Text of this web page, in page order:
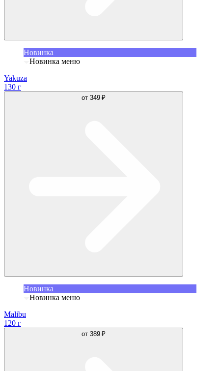
Новинка
Новинка меню
Yakuza
130 г
от 349 ₽
Новинка
Новинка меню
Malibu
120 г
от 389 ₽